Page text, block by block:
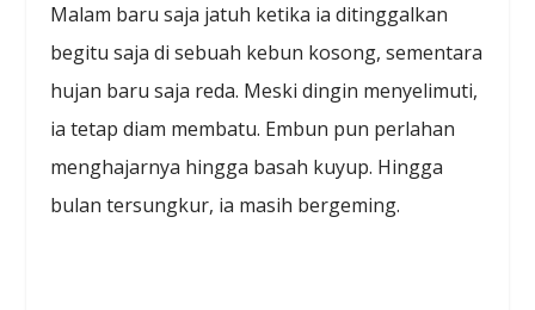
Malam baru saja jatuh ketika ia ditinggalkan
begitu saja di sebuah kebun kosong, sementara
hujan baru saja reda. Meski dingin menyelimuti,
ia tetap diam membatu. Embun pun perlahan
menghajarnya hingga basah kuyup. Hingga
bulan tersungkur, ia masih bergeming.